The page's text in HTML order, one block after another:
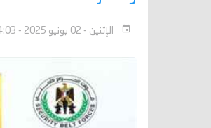
الإثنين - 02 يونيو 2025 - 04:03 م بتوقيت عدن